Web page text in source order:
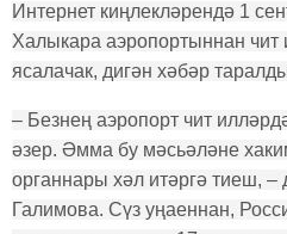
Интернет киңлекләрендә 1
Халыкара аэропортыннан чит
ясалачак, дигән хәбәр
– Безнең аэропорт чит
әзер. Әмма бу мәсьәләне
органнары хәл итәргә тиеш,
Галимова. Сүз уңаеннан,